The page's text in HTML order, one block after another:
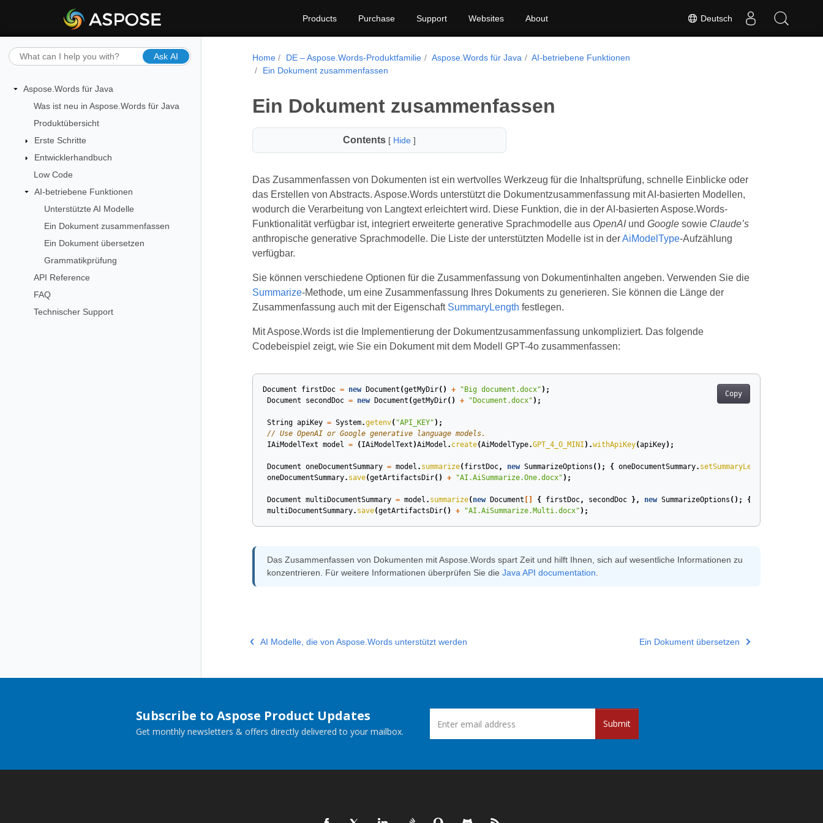
Deutsch
Products Purchase Support Websites About
Ask AI
Aspose.Words für Java
Was ist neu in Aspose.Words für Java
Produktübersicht
Erste Schritte
Entwicklerhandbuch
Low Code
AI-betriebene Funktionen
Unterstützte AI Modelle
Ein Dokument zusammenfassen
Ein Dokument übersetzen
Grammatikprüfung
API Reference
FAQ
Technischer Support
Home DE – Aspose.Words-Produktfamilie Aspose.Words für Java
AI-betriebene Funktionen
Ein Dokument zusammenfassen
Ein Dokument zusammenfassen
Contents[ Hide ]
Das Zusammenfassen von Dokumenten ist ein wertvolles Werkzeug für die Inhaltsprüfung, schnelle Einblicke oder
das Erstellen von Abstracts. Aspose.Words unterstützt die Dokumentzusammenfassung mit AI-basierten Modellen,
wodurch die Verarbeitung von Langtext erleichtert wird. Diese Funktion, die in der AI-basierten Aspose.Words-
Funktionalität verfügbar ist, integriert erweiterte generative Sprachmodelle aus OpenAIund Googlesowie Claude’s
anthropische generative Sprachmodelle. Die Liste der unterstützten Modelle ist in derAiModelType-Aufzählung
verfügbar.
Sie können verschiedene Optionen für die Zusammenfassung von Dokumentinhalten angeben. Verwenden Sie die
Summarize-Methode, um eine Zusammenfassung Ihres Dokuments zu generieren. Sie können die Länge der
Zusammenfassung auch mit der Eigenschaft SummaryLength festlegen.
Mit Aspose.Words ist die Implementierung der Dokumentzusammenfassung unkompliziert. Das folgende
Codebeispiel zeigt, wie Sie ein Dokument mit dem Modell GPT-4o zusammenfassen:
Copy
Document firstDoc = new Document (getMyDir() + "Big document.docx" );
Document
secondDoc = new Document (getMyDir() + "Document.docx" );
String apiKey = System.getenv( "API_KEY" );
// Use OpenAI or Google generative language models.
IAiModelText model = ( IAiModelText )AiModel . create(AiModelType.GPT_4_O_MINI ).withApiKey(apiKey);
Document oneDocumentSummary = model . summarize( firstDoc, new SummarizeOptions (); { oneDocumentSummary. setSummaryLength
oneDocumentSummary. save(getArtifactsDir() + "AI.AiSummarize.One.docx" );
Document multiDocumentSummary = model . summarize( new Document { firstDoc, secondDoc }, new SummarizeOptions (); {
multiDocumentSummary. save(getArtifactsDir() + "AI.AiSummarize.Multi.docx" );
Das Zusammenfassen von Dokumenten mit Aspose.Words spart Zeit und hilft Ihnen, sich auf wesentliche Informationen zu
konzentrieren. Für weitere Informationen überprüfen Sie die Java API documentation
AI Modelle, die von Aspose.Words unterstützt werden Ein Dokument übersetzen
Subscribe to Aspose Product Updates
Get monthly newsletters & offers directly delivered to your mailbox.
Submit